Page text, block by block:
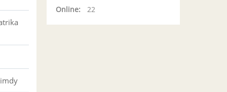
Online: 22